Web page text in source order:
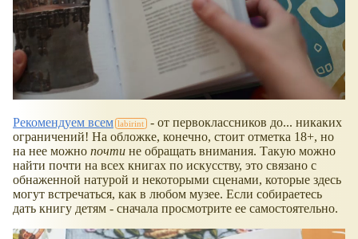
Рекомендуем всем
- от первоклассников до... никаких
ограничений! На обложке, конечно, стоит отметка 18+, но
на нее можно почти не обращать внимания. Такую можно
найти почти на всех книгах по искусству, это связано с
обнаженной натурой и некоторыми сценами, которые здесь
могут встречаться, как в любом музее. Если собираетесь
дать книгу детям - сначала просмотрите ее самостоятельно.